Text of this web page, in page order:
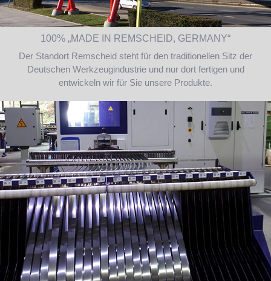
100% „MADE IN REMSCHEID, GERMANY“
Der Standort Remscheid steht für den traditionellen Sitz der
Deutschen Werkzeugindustrie und nur dort fertigen und
entwickeln wir für Sie unsere Produkte.